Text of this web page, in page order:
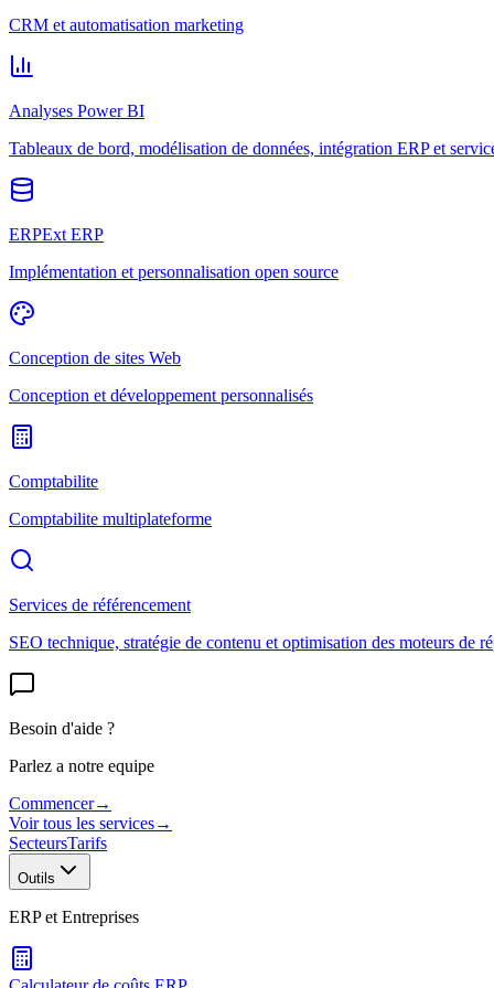
CRM et automatisation marketing
Analyses Power BI
Tableaux de bord, modélisation de données, intégration ERP et
ERPExt ERP
Implémentation et personnalisation open source
Conception de sites Web
Conception et développement personnalisés
Comptabilite
Comptabilite multiplateforme
Services de référencement
SEO technique, stratégie de contenu et optimisation des moteurs de
Besoin d'aide ?
Parlez a notre equipe
Commencer→
Voir tous les services→
SecteursTarifs
Outils
ERP et Entreprises